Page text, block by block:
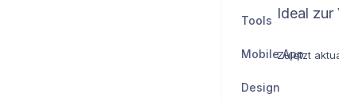
Tools
Mobile App
Design
Ideal zur
Zuletzt